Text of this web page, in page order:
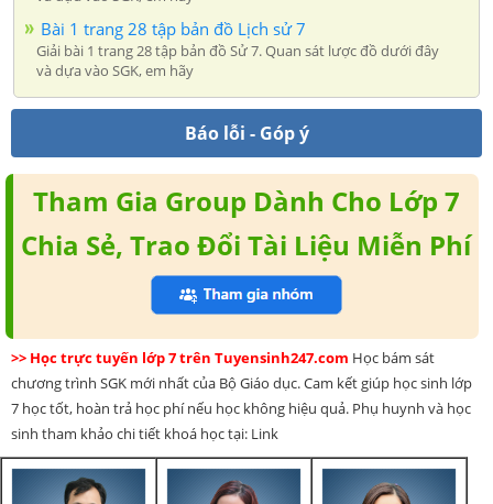
Bài 1 trang 28 tập bản đồ Lịch sử 7
Giải bài 1 trang 28 tập bản đồ Sử 7. Quan sát lược đồ dưới đây
và dựa vào SGK, em hãy
Báo lỗi - Góp ý
Tham Gia Group Dành Cho Lớp 7
Chia Sẻ, Trao Đổi Tài Liệu Miễn Phí
>> Học trực tuyến lớp 7 trên Tuyensinh247.com Học bám sát
chương trình SGK mới nhất của Bộ Giáo dục. Cam kết giúp học sinh lớp
7 học tốt, hoàn trả học phí nếu học không hiệu quả. Phụ huynh và học
sinh tham khảo chi tiết khoá học tại: Link